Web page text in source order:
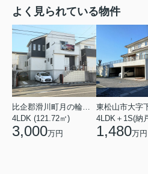
よく見られている物件
4LDK (121.72㎡)
3,000万円
東松山市大字
1,480万円